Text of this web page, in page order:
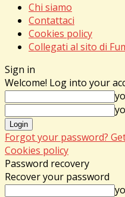
Chi siamo
Contattaci
Cookies policy
Collegati al sito di
Sign in
Welcome! Log into your
Forgot your password?
Cookies policy
Password recovery
Recover your password